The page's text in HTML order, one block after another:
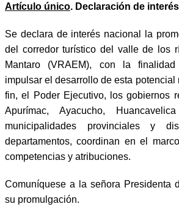
Artículo único. Declaración de
Se declara de interés nacional la
del corredor turístico del valle de los
Mantaro (VRAEM), con la
impulsar el desarrollo de esta potencial
fin, el Poder Ejecutivo, los gobiernos
Apurímac, Ayacucho,
municipalidades provinciales y
departamentos, coordinan en el
competencias y atribuciones.
Comuníquese a la señora Presidenta
su promulgación.